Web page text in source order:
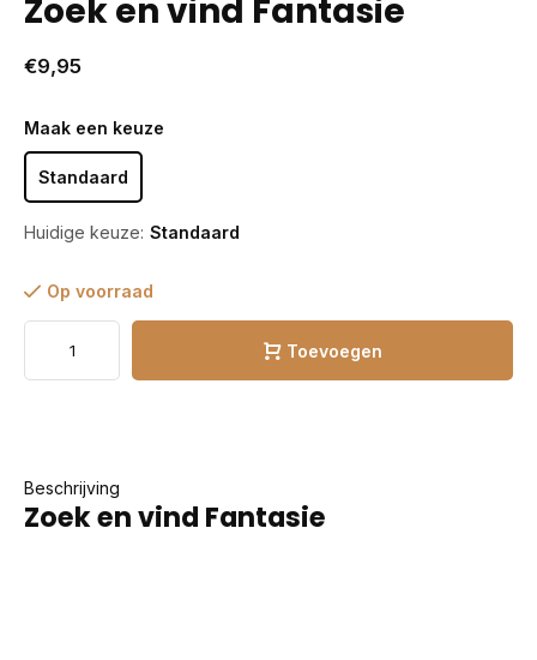
Zoek en vind Fantasie
€9,95
Maak een keuze
Standaard
Huidige keuze: Standaard
Op voorraad
Toevoegen
Beschrijving
Zoek en vind Fantasie